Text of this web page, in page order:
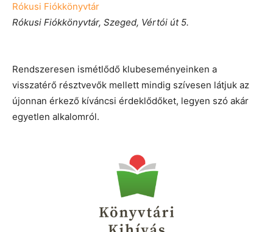
Rókusi Fiókkönyvtár
Rókusi Fiókkönyvtár, Szeged, Vértói út 5.
Rendszeresen ismétlődő klubeseményeinken a
visszatérő résztvevők mellett mindig szívesen látjuk az
újonnan érkező kíváncsi érdeklődőket, legyen szó akár
egyetlen alkalomról.